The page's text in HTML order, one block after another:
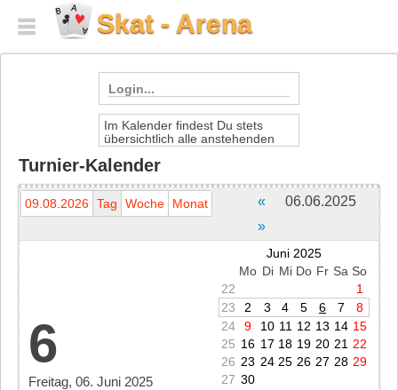
Skat - Arena
Login...
Dein Spielername
Dein Passwort
social login:
Neu anmelden
Passwort vergessen ?Hier
kannst Du ein neues Passwort speichern.
erhalten? Hier
Freischaltung erneut zusenden.
Im Kalender findest Du stets
übersichtlich alle anstehenden
Durch Klick auf den einzelenen
Einzelheiten.
Die Anmeldung zu den Turnieren
erfolgt direkt in der Lobby der
Turnier-Kalender
09.08.2026 Tag Woche Monat «
06.06.2025
»
6
Freitag, 06. Juni 2025
Juni 2025
Mo Di Mi Do Fr Sa So
22
1
23
2 3 4 5 6 7
8
24
9 10 11 12 13 14 15
25 16 17 18 19 20 21 22
26 23 24 25 26 27 28 29
27 30